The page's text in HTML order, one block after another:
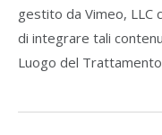
gestito da Vimeo, LLC
di integrare tali
Luogo del